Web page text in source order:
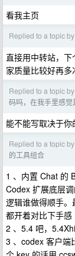
看我主页
Replied to a topic
直接用中转站，
家质量比较好再多
Replied to a topic
码吗，在我手里感觉
能不能写取决于
Replied to a topic
的工具组合
1 、内置 Chat 的
Codex 扩展底层
逻辑谁做得顺手
都开着对比下手感
2 、5.4 吧，
3 、codex 客户端